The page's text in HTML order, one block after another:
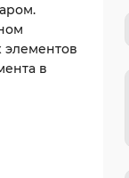
в